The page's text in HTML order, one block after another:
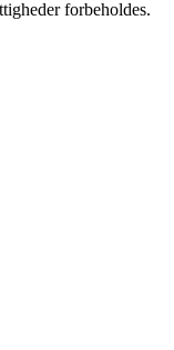
forbeholdes.